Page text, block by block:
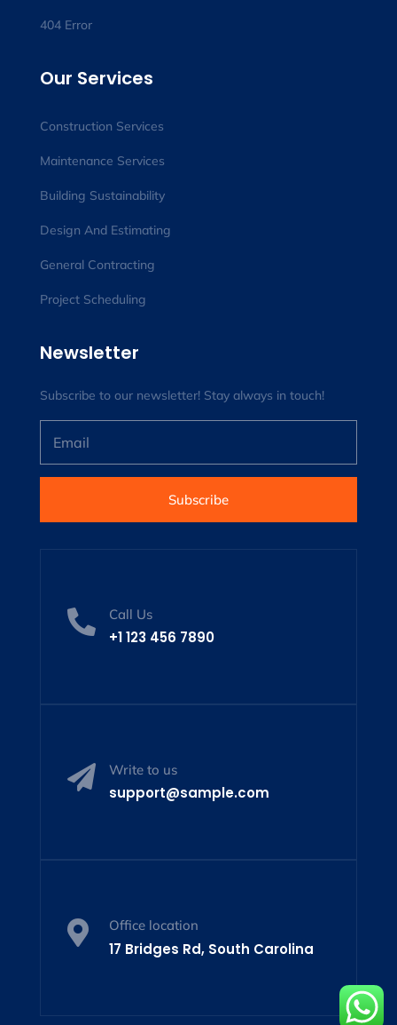
404 Error
Our Services
Construction Services
Maintenance Services
Building Sustainability
Design And Estimating
General Contracting
Project Scheduling
Newsletter
Subscribe to our newsletter! Stay always in touch!
Subscribe
 Call Us
+1 123 456 7890
 Write to us
support@sample.com
 Office location
17 Bridges Rd, South Carolina